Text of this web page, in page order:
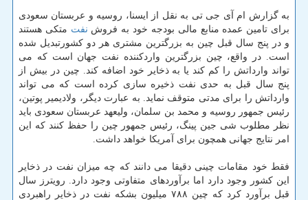
به گزارش ام آی جی تی به نقل از ایسنا، روسیه و عربستان سعودی
برای تامین عمده منابع مالی بودجه خود به فروش نفت متکی هستند
و در پنج سال قبل چین به بزرگترین مشتری هر دو کشورتبدیل شده
است. در واقع، چین بزرگترین واردکننده نفت جهان است که می
تواند وارداتش را کم کند یا به ذخایر خود اضافه کند. چین در بیش از
پنج سال قبل به حدی نفت ذخیره سازی کرده است که می تواند
وارداتش را برای مدتی متوقف نماید. به عبارت دیگر، ولادیمیر پوتین،
رئیس جمهور روسیه و محمد بن سلمان، ولیعهد عربستان سعودی باید
نظر مطلوب شی جین پینگ، رئیس جمهور چین را حفظ کنند که این
امر نتایج جهانی همچون برای آمریکا خواهد داشت.
فقط خود مقامات چینی دقیقا می دانند که چه میزان نفت در ذخایر
این کشور وجود دارد اما برآوردهای متفاوتی وجود دارد. رویترز سال
قبل برآورد کرد که چین ۷۸۸ میلیون بشکه نفت در ذخایر راهبردی